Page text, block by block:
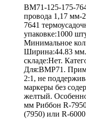
BM71-125-175-
провода 1,17 мм-
7641
упаковке:1000
Минимальное
Ширина:44.83 мм.
складе:Нет.
Для:BMP71.
2:1, не
маркеры без
желтый.
мм Риббон R-
(7950) или R-